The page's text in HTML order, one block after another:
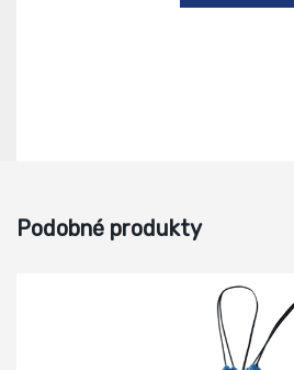
Podobné produkty